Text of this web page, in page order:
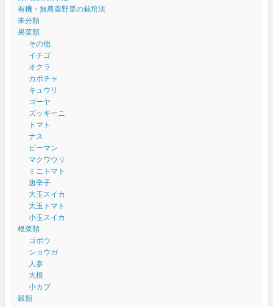
有機・無農薬野菜の栽培法
未分類
果菜類
その他
イチゴ
オクラ
カボチャ
キュウリ
ゴーヤ
ズッキーニ
トマト
ナス
ピーマン
マクワウリ
ミニトマト
唐辛子
大玉スイカ
大玉トマト
小玉スイカ
根菜類
ゴボウ
ショウガ
人参
大根
小カブ
穀類